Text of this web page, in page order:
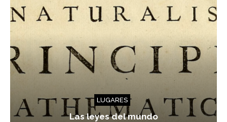
LUGARES
Las leyes del mundo